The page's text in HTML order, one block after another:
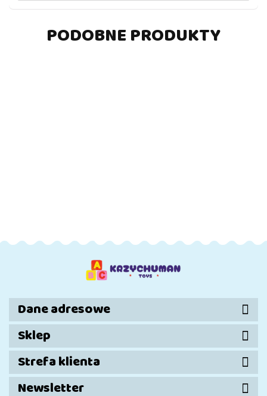
PODOBNE PRODUKTY
Dane adresowe
Sklep
Strefa klienta